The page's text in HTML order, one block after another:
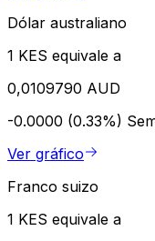
Dólar australiano
1 KES equivale a
0,0109790 AUD
-0.0000 (0.33%)
Ver gráfico
Franco suizo
1 KES equivale a